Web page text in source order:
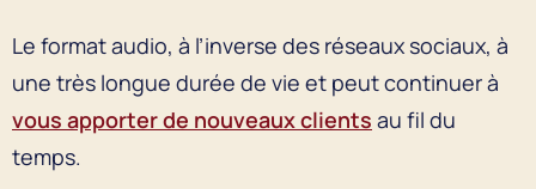
Le format audio, à l’inverse des réseaux sociaux, à
une très longue durée de vie et peut continuer à
vous apporter de nouveaux clients au fil du
temps.